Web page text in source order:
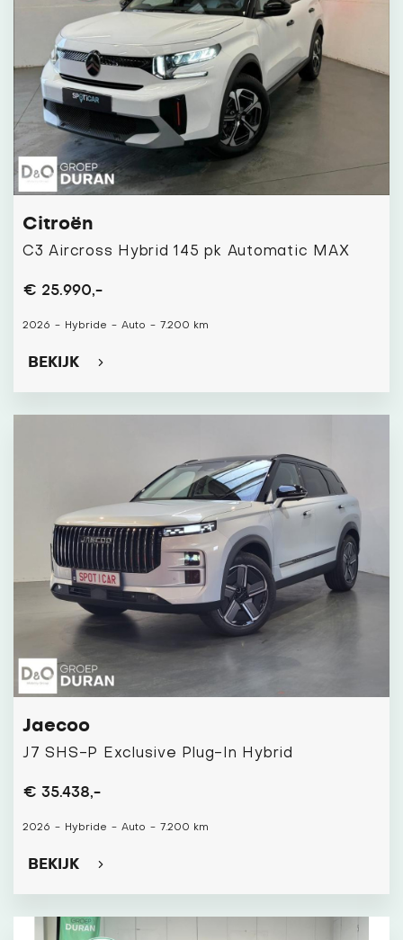
Citroën
C3 Aircross Hybrid 145 pk Automatic MAX
€ 25.990,-
2026 - Hybride - Auto - 7.200 km
BEKIJK
Jaecoo
J7 SHS-P Exclusive Plug-In Hybrid
€ 35.438,-
2026 - Hybride - Auto - 7.200 km
BEKIJK